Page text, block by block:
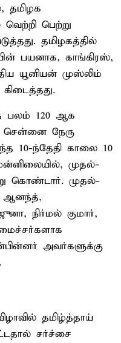
தமிழக
பெற்று
தமிழகத்தில்
பயனாக, காங்கிரஸ்,
யூனியன் முஸ்லிம்
பலம் 120 ஆக
சென்னை நேரு
10-ந்தேதி காலை 10
முதல்-
கொண்டார். முதல்-
ஆனந்த்,
நிர்மல் குமார்,
அவர்களுக்கு
தமிழ்த்தாய்
சர்ச்சை